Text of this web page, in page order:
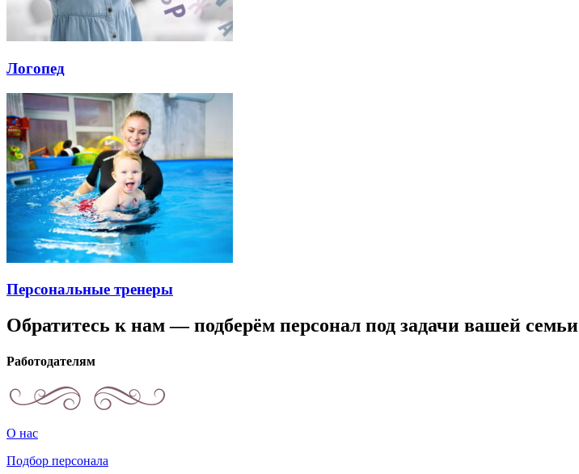
Логопед
Персональные тренеры
Обратитесь к нам — подберём персонал под задачи вашей семьи
Работодателям
О нас
Подбор персонала